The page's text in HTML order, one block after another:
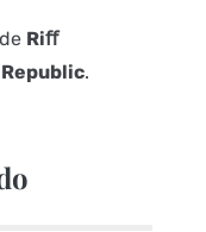
Riﬀ
.